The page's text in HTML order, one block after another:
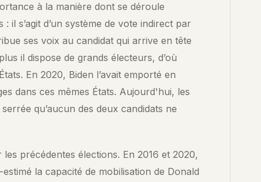
à la manière dont se déroule
il s’agit d’un système de vote indirect par
ses voix au candidat qui arrive en tête
il dispose de grands électeurs, d’où
En 2020, Biden l’avait emporté en
dans ces mêmes États. Aujourd'hui, les
qu’aucun des deux candidats ne
précédentes élections. En 2016 et 2020,
la capacité de mobilisation de Donald